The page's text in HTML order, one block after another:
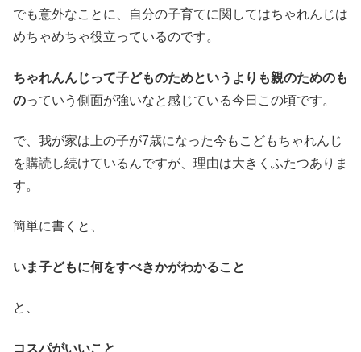
でも意外なことに、自分の子育てに関してはちゃれんじは
めちゃめちゃ役立っているのです。
ちゃれんんじって子どものためというよりも親のためのも
のっていう側面が強いなと感じている今日この頃です。
で、我が家は上の子が7歳になった今もこどもちゃれんじ
を購読し続けているんですが、理由は大きくふたつありま
す。
簡単に書くと、
いま子どもに何をすべきかがわかること
と、
コスパがいいこと